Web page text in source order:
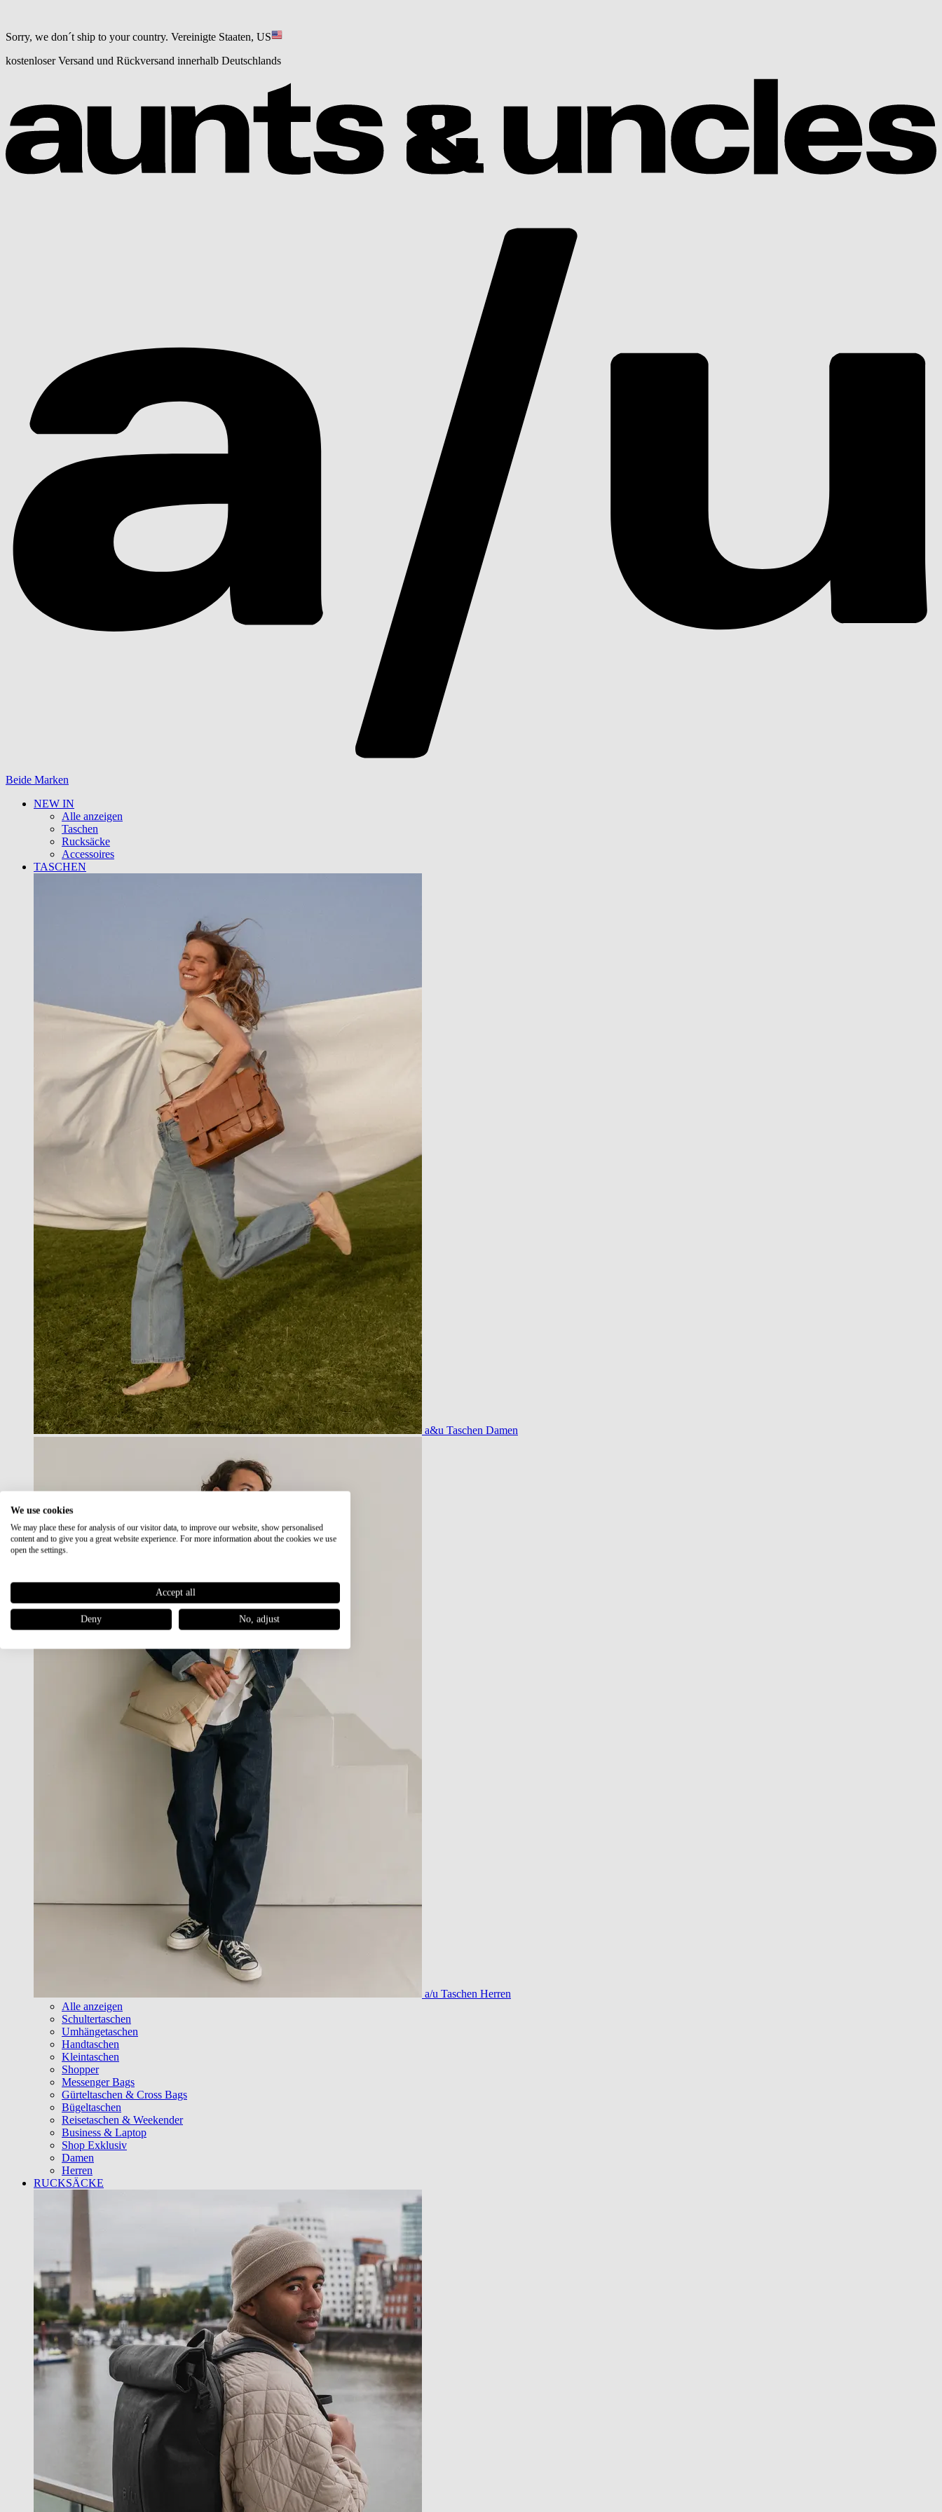
Sorry, we don´t ship to your country. Vereinigte Staaten, US
kostenloser Versand und Rückversand innerhalb Deutschlands
Beide Marken
NEW IN
Alle anzeigen
Taschen
Rucksäcke
Accessoires
TASCHEN
a&u Taschen Damen
a/u Taschen Herren
Alle anzeigen
Schultertaschen
Umhängetaschen
Handtaschen
Kleintaschen
Shopper
Messenger Bags
Gürteltaschen & Cross Bags
Bügeltaschen
Reisetaschen & Weekender
Business & Laptop
Shop Exklusiv
Damen
Herren
RUCKSÄCKE
We use cookies
We may place these for analysis of our visitor data, to improve our website, show personalised
content and to give you a great website experience. For more information about the cookies we use
open the settings.
Accept all
Deny No, adjust